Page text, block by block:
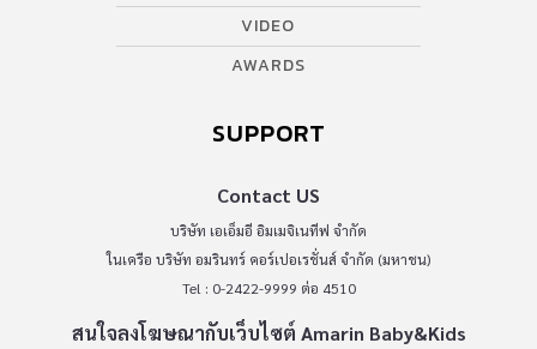
VIDEO
AWARDS
SUPPORT
Contact US
บริษัท เอเอ็มอี อิมเมจิเนทีฟ จำกัด
ในเครือ บริษัท อมรินทร์ คอร์เปอเรชั่นส์ จำกัด (มหาชน)
Tel : 0-2422-9999 ต่อ 4510
สนใจลงโฆษณากับเว็บไซต์ Amarin Baby&Kids